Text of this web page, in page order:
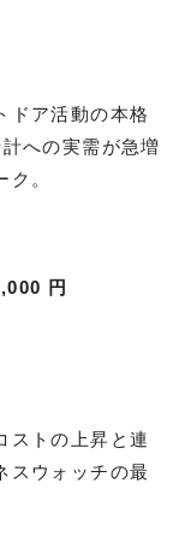
ドア活動の本格
への実需が急増
。
円
ストの上昇と連
スウォッチの最